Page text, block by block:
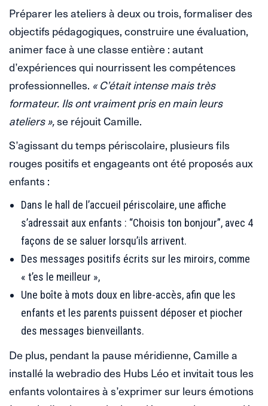
Préparer les ateliers à deux ou trois, formaliser des
objectifs pédagogiques, construire une évaluation,
animer face à une classe entière : autant
d’expériences qui nourrissent les compétences
professionnelles. « C’était intense mais très
formateur. Ils ont vraiment pris en main leurs
ateliers »,se réjouit Camille.
S’agissant du temps périscolaire, plusieurs fils
rouges positifs et engageants ont été proposés aux
enfants :
Dans le hall de l’accueil périscolaire, une affiche
s’adressait aux enfants : “Choisis ton bonjour”, avec 4
façons de se saluer lorsqu’ils arrivent.
Des messages positifs écrits sur les miroirs, comme
« t’es le meilleur »,
Une boîte à mots doux en libre-accès, afin que les
enfants et les parents puissent déposer et piocher
des messages bienveillants.
De plus, pendant la pause méridienne, Camille a
installé la webradio des Hubs Léo et invitait tous les
enfants volontaires à s’exprimer sur leurs émotions